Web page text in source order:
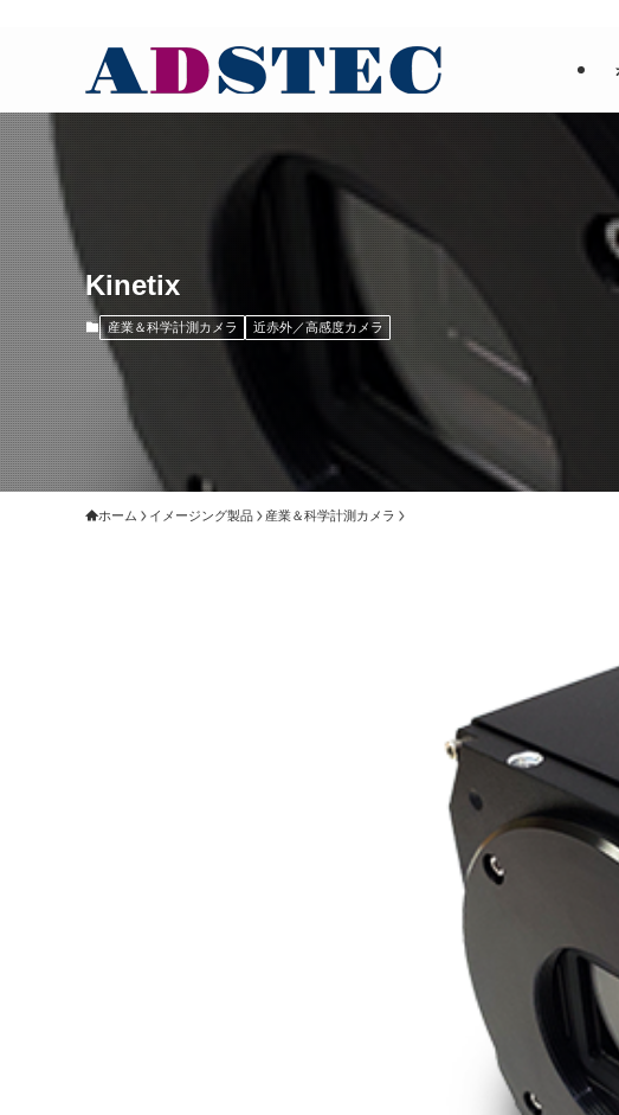
Kinetix
産業＆科学計測カメラ 近赤外／高感度カメラ
ホーム イメージング製品 産業＆科学計測カメラ